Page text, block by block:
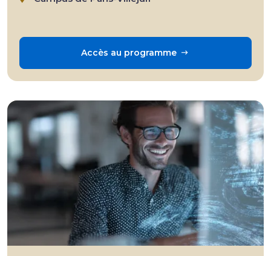
Accès au programme